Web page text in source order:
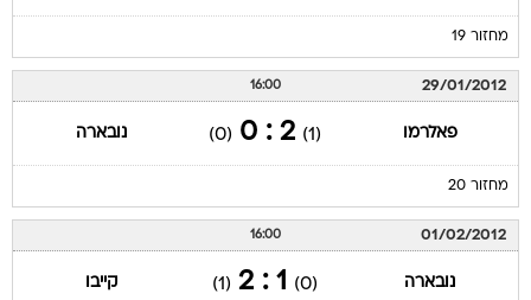
מחזור 19
29/01/2012
16:00
פאלרמו (1)
2 : 0
(0) נובארה
מחזור 20
01/02/2012
16:00
נובארה (0)
1 : 2
(1) קייבו